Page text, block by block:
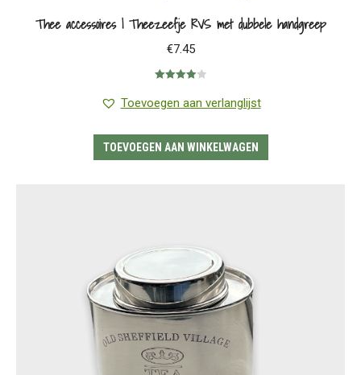
Thee accessoires | Theezeefje RVS met dubbele handgreep
€7.45
4.00uit 5
Toevoegen aan verlanglijst
TOEVOEGEN AAN WINKELWAGEN